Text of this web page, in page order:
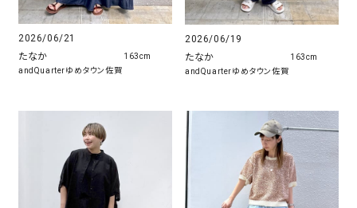
2026/06/21
たなか
andQuarterゆめタウン佐賀
163cm
2026/06/19
たなか
andQuarterゆめタウン佐賀
163cm